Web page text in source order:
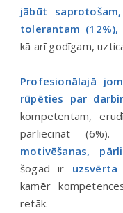
jābūt
tolerantam (12%),
kā arī godīgam,
Profesionālajā
rūpēties par
kompetentam,
pārliecināt
motivēšanas,
šogad ir
kamēr
retāk.